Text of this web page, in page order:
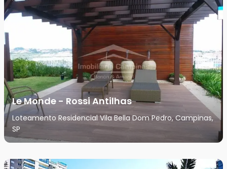
Le Monde - Rossi Antilhas
Loteamento Residencial Vila Bella Dom Pedro, Campinas,
SP